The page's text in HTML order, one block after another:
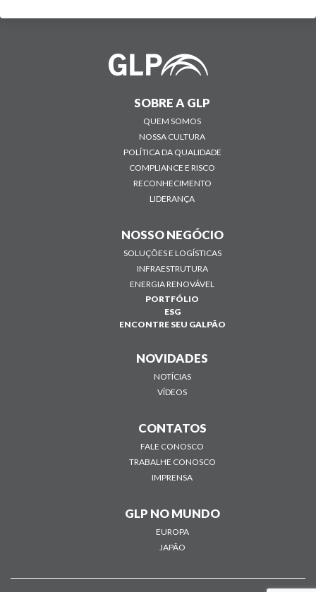
SOBRE A GLP
QUEM SOMOS
NOSSA CULTURA
POLÍTICA DA QUALIDADE
COMPLIANCE E RISCO
RECONHECIMENTO
LIDERANÇA
NOSSO NEGÓCIO
SOLUÇÕES E LOGÍSTICAS
INFRAESTRUTURA
ENERGIA RENOVÁVEL
PORTFÓLIO
ESG
ENCONTRE SEU GALPÃO
NOVIDADES
NOTÍCIAS
VÍDEOS
CONTATOS
FALE CONOSCO
TRABALHE CONOSCO
IMPRENSA
GLP NO MUNDO
EUROPA
JAPÃO